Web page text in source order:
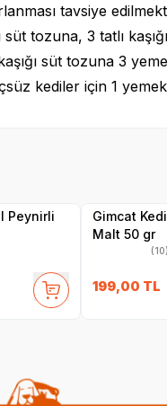
tavsiye
süt tozuna, 3 tatlı
süt tozuna 3
kediler için 1
Peynirli
Gimcat
Malt 50 gr
(10)
199,00 TL